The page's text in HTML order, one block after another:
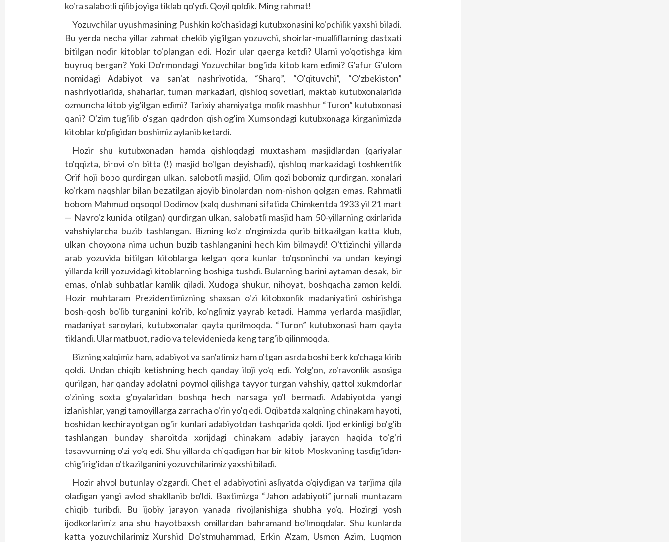
ko'ra salabotli qilib joyiga tiklab qo'ydi. Qoyil qoldik. Ming rahmat!
Yozuvchilar uyushmasining Pushkin ko'chasidagi kutubxonasini ko'pchilik yaxshi biladi.
Bu yerda necha yillar zahmat chekib yig'ilgan yozuvchi, shoirlar-mualliflarning dastxati
bitilgan nodir kitoblar to'plangan edi. Hozir ular qaerga ketdi? Ularni yo'qotishga kim
buyruq bergan? Yoki Do'rmondagi Yozuvchilar bog'ida kitob kam edimi? G'afur G'ulom
nomidagi Adabiyot va san'at nashriyotida, “Sharq”, “O'qituvchi”, “O'zbekiston”
nashriyotlarida, shaharlar, tuman markazlari, qishloq sovetlari, maktab kutubxonalarida
ozmuncha kitob yig'ilgan edimi? Tarixiy ahamiyatga molik mashhur “Turon” kutubxonasi
qani? O'zim tug'ilib o'sgan qadrdon qishlog'im Xumsondagi kutubxonaga kirganimizda
kitoblar ko'pligidan boshimiz aylanib ketardi.
Hozir shu kutubxonadan hamda qishloqdagi muxtasham masjid­lardan (qariyalar
to'qqizta, birovi o'n bitta (!) masjid bo'lgan deyishadi), qishloq markazidagi toshkentlik
Orif hoji bobo qurdirgan ulkan, salobotli masjid, Olim qozi bobomiz qurdirgan, xonalari
ko'rkam naqshlar bilan bezatilgan ajoyib binolardan nom-nishon qolgan emas. Rahmatli
bobom Mahmud oqsoqol Dodimov (xalq dushmani sifatida Chimkentda 1933 yil 21 mart
— Navro'z kunida otilgan) qurdirgan ulkan, salobatli masjid ham 50-yillarning oxirlarida
vahshiylarcha buzib tashlangan. Bizning ko'z o'ngimizda qurib bitkazilgan katta klub,
ulkan choyxona nima uchun buzib tashlanganini hech kim bilmaydi! O'ttizinchi yillarda
arab yozuvida bitilgan kitoblarga kelgan qora kunlar to'qsoninchi va undan keyingi
yillarda krill yozuvidagi kitoblarning boshiga tushdi. Bularning barini aytaman desak, bir
emas, o'nlab suhbatlar kamlik qiladi. Xudoga shukur, nihoyat, boshqacha zamon keldi.
Hozir muhtaram Prezidentimizning shaxsan o'zi kitobxonlik madaniyatini oshirishga
bosh-qosh bo'lib turganini ko'rib, ko'nglimiz yayrab ketadi. Hamma yerlarda masjidlar,
madaniyat saroylari, kutubxonalar qayta qurilmoqda. “Turon” kutubxonasi ham qayta
tiklandi. Ular matbuot, radio va televidenieda keng targ'ib qilinmoqda.
Bizning xalqimiz ham, adabiyot va san'atimiz ham o'tgan asrda boshi berk ko'chaga kirib
qoldi. Undan chiqib ketishning hech qanday iloji yo'q edi. Yolg'on, zo'ravonlik asosiga
qurilgan, har qanday adolatni poymol qilishga tayyor turgan vahshiy, qattol xukmdorlar
o'zining soxta g'oyalaridan boshqa hech narsaga yo'l bermadi. Adabiyotda yangi
izlanishlar, yangi tamoyillarga zarracha o'rin yo'q edi. Oqibatda xalqning chinakam hayoti,
boshidan kechirayotgan og'ir kunlari adabiyotdan tashqarida qoldi. Ijod erkinligi bo'g'ib
tashlangan bunday sharoitda xorijdagi chinakam adabiy jarayon haqida to'g'ri
tasavvurning o'zi yo'q edi. Shu yillarda chiqadigan har bir kitob Moskvaning tasdig'idan-
chig'irig'idan o'tkazilganini yozuvchilarimiz yaxshi biladi.
Hozir ahvol butunlay o'zgardi. Chet el adabiyotini asliyatda o'qiydigan va tarjima qila
oladigan yangi avlod shakllanib bo'ldi. Baxtimizga “Jahon adabiyoti” jurnali muntazam
chiqib turibdi. Bu ijobiy jarayon yanada rivojlanishiga shubha yo'q. Hozirgi yosh
ijodkorlarimiz ana shu hayotbaxsh omillardan bahramand bo'lmoqdalar. Shu kunlarda
katta yozuvchilarimiz Xurshid Do'stmuhammad, Erkin A'zam, Usmon Azim, Luqmon